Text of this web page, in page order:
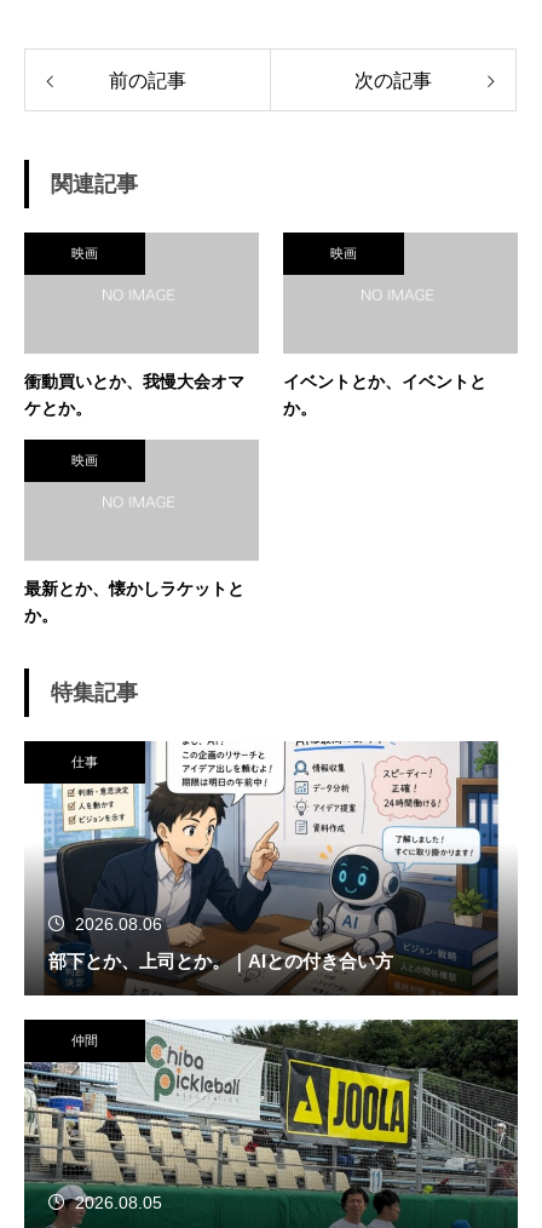
前の記事 次の記事
関連記事
映画
衝動買いとか、我慢大会オマ
ケとか。
映画
イベントとか、イベントと
か。
映画
最新とか、懐かしラケットと
か。
特集記事
仕事
2026.08.06
部下とか、上司とか。｜AIとの付き合い方
仲間
2026.08.05